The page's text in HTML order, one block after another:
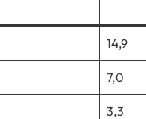
14,9
7,0
3,3